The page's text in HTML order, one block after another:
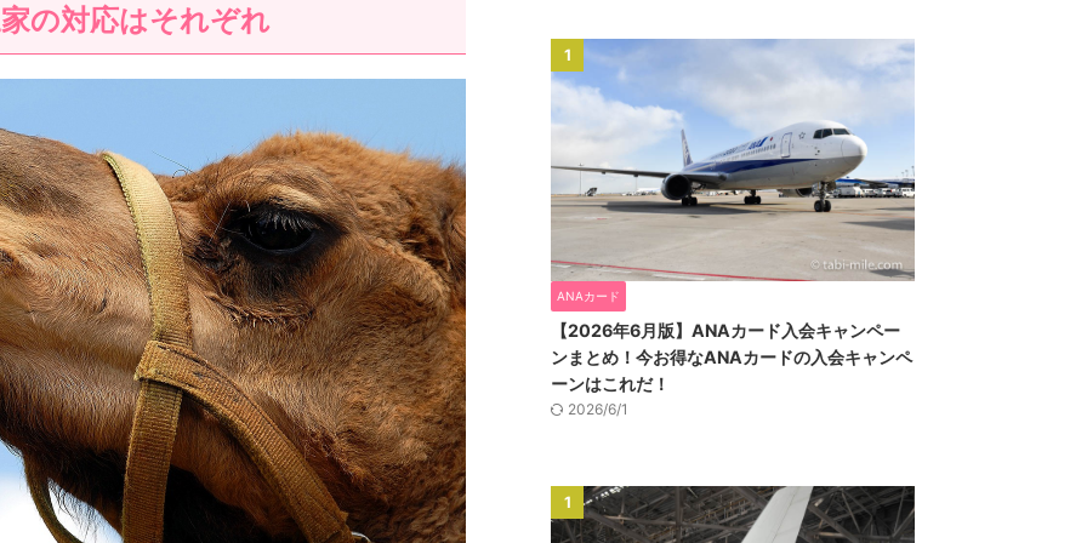
の対応はそれぞれ
1
ANAカード
【2026年6月版】ANAカード入会キャンペー
ンまとめ！今お得なANAカードの入会キャンペ
ーンはこれだ！
2026/6/1
1